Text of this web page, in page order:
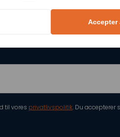
DIREKTE I
til vores privatlivspolitik. Du accepterer
Accepter